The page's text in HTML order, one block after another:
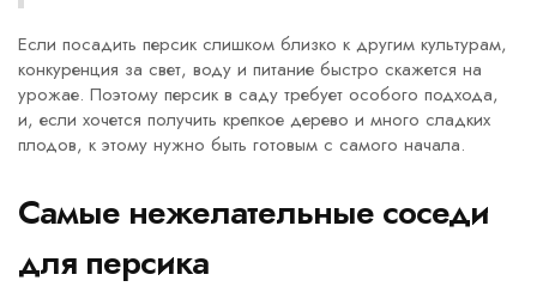
Если посадить персик слишком близко к другим культурам,
конкуренция за свет, воду и питание быстро скажется на
урожае. Поэтому персик в саду требует особого подхода,
и, если хочется получить крепкое дерево и много сладких
плодов, к этому нужно быть готовым с самого начала.
Самые нежелательные соседи
для персика